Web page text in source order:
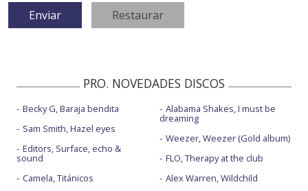
PRO. NOVEDADES DISCOS
Becky G, Baraja bendita
Sam Smith, Hazel eyes
Editors, Surface, echo &
sound
Camela, Titánicos
Alabama Shakes, I must be
dreaming
Weezer, Weezer (Gold album)
FLO, Therapy at the club
Alex Warren, Wildchild